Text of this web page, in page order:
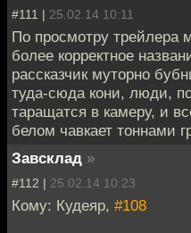
#111 | 25.02.14 10:11
По просмотру трейлера
более корректное
рассказчик муторно
туда-сюда кони, люди,
таращатся в камеру, и
белом чавкает тоннами
Завсклад »
#112 | 25.02.14 10:23
Кому: Кудеяр, #108